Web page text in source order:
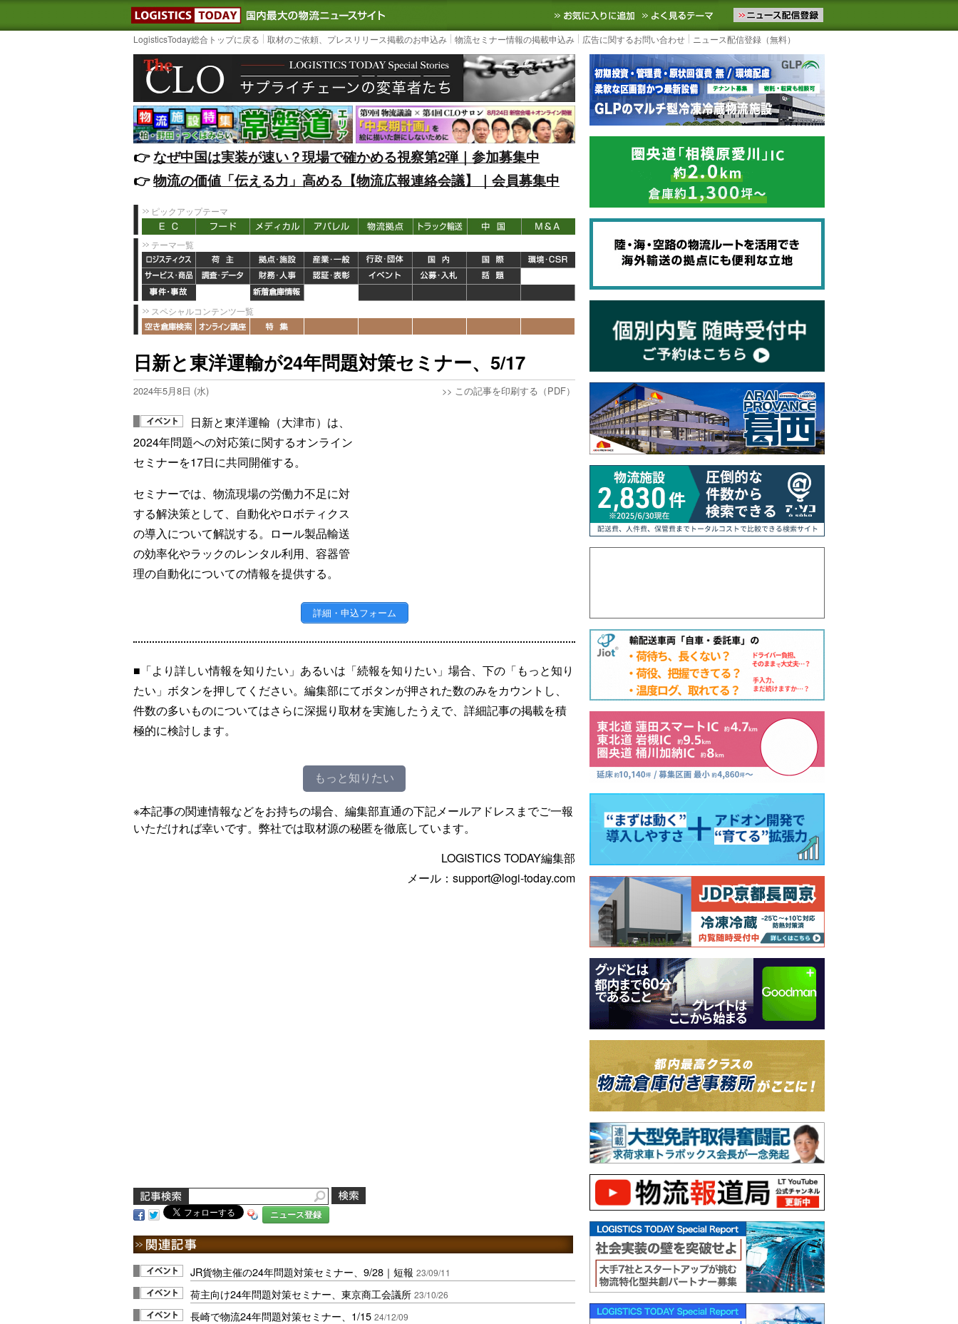
LOGISTICS TODAY｜国内最大の物流ニュースサイト3PL, SCMなど国内外の最新の物流ニュースをお届けします。物流ニュースメール配信を登録す
お気に入りに追加 よく見るテーマ
LogisticsToday総合トップに戻る 取材のご依頼、プレスリリース掲載のお申込み 物流セミナー情報の掲載申込み 広告に関するお問い合わせ ニュース配信登録（無料）
👉️なぜ中国は実装が速い？現場で確かめる視察第2弾｜参加募集中
👉️物流の価値「伝える力」高める【物流広報連絡会議】｜会員募集中
ピックアップテーマ
テーマ一覧
スペシャルコンテンツ一覧
日新と東洋運輸が24年問題対策セミナー、5/17
2024年5月8日 (水) >> この記事を印刷する（PDF）
日新と東洋運輸（大津市）は、
2024年問題への対応策に関するオンライン
セミナーを17日に共同開催する。
セミナーでは、物流現場の労働力不足に対
する解決策として、自動化やロボティクス
の導入について解説する。ロール製品輸送
の効率化やラックのレンタル利用、容器管
理の自動化についての情報を提供する。
詳細・申込フォーム
■「より詳しい情報を知りたい」あるいは「続報を知りたい」場合、下の「もっと知り
たい」ボタンを押してください。編集部にてボタンが押された数のみをカウントし、
件数の多いものについてはさらに深掘り取材を実施したうえで、詳細記事の掲載を積
極的に検討します。
もっと知りたい
※本記事の関連情報などをお持ちの場合、編集部直通の下記メールアドレスまでご一報
いただければ幸いです。弊社では取材源の秘匿を徹底しています。
LOGISTICS TODAY編集部
メール：support@logi-today.com
ニュース登録
JR貨物主催の24年問題対策セミナー、9/28｜短報 23/09/11
荷主向け24年問題対策セミナー、東京商工会議所 23/10/26
長崎で物流24年問題対策セミナー、1/15 24/12/09